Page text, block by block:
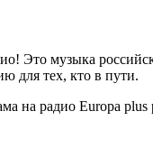
Это музыка
для тех, кто в пути.